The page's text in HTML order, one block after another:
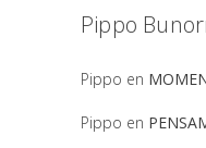
Pippo
Pippo en
Pippo en